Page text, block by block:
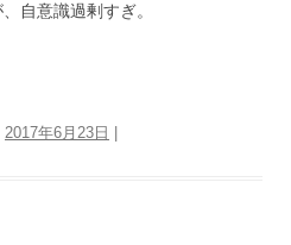
自意識過剰すぎ。
2017年6月23日